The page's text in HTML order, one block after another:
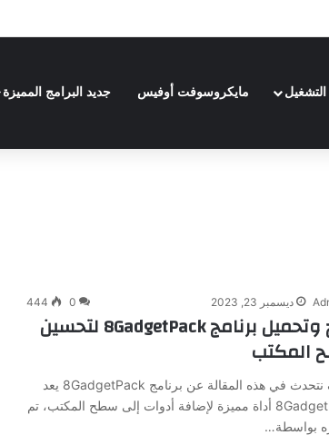
التشغيل مايكروسوفت أوفيس جديد البرامج المميزة
ديسمبر 23, 2023 0
444
شرح وتحميل برنامج 8GadgetPack لتحسين
المكتب
سوف نتحدث في هذه المقالة عن برنامج 8GadgetPack يعد
8GadgetPack أداة مميزة لإضافة أدوات إلى سطح المكتب، تم
بواسطة…